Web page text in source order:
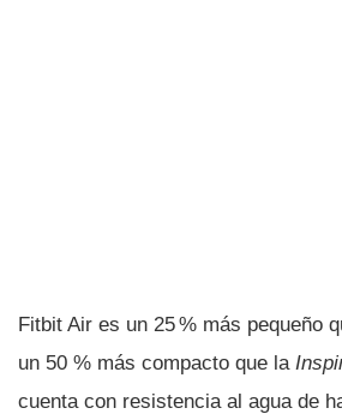
Fitbit Air es un 25 % más pequeño
un 50 % más compacto que la
cuenta con resistencia al agua de